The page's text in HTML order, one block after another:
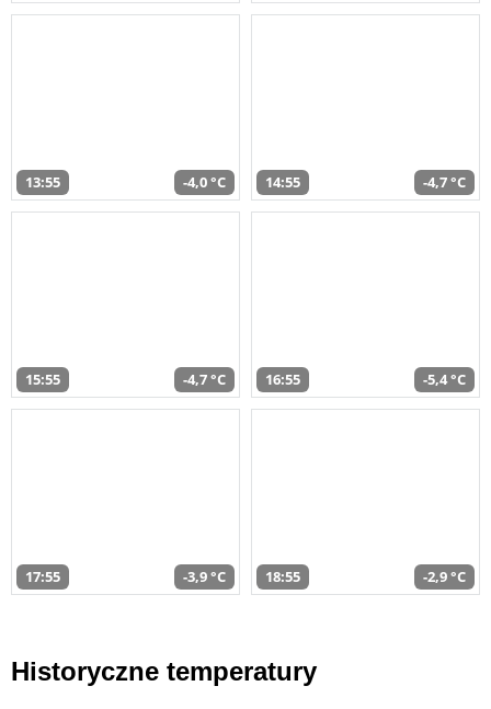
13:55 -4,0 °C 14:55 -4,7 °C
15:55 -4,7 °C 16:55 -5,4 °C
17:55 -3,9 °C 18:55 -2,9 °C
Historyczne temperatury